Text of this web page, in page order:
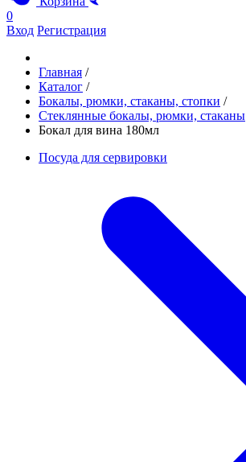
0
Вход Регистрация
Главная /
Каталог /
Бокалы, рюмки, стаканы, стопки /
Стеклянные бокалы, рюмки, стаканы
Бокал для вина 180мл
Посуда для сервировки